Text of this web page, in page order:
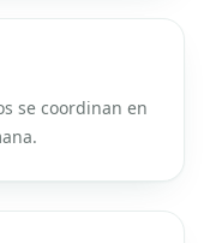
se coordinan en